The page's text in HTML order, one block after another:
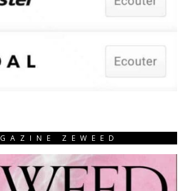
ZEWEED